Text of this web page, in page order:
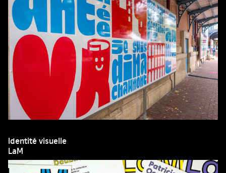
Identité visuelle
LaM